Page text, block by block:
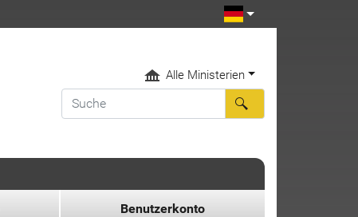
Alle Ministerien
Benutzerkonto